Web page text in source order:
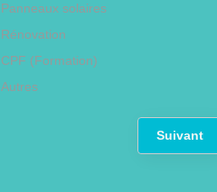
Panneaux solaires
Rénovation
CPF (Formation)
Autres
Suivant